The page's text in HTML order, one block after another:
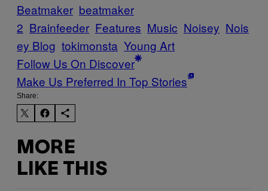
Beatmaker beatmaker
2 Brainfeeder Features Music Noisey Nois
ey Blog tokimonsta Young Art
Follow Us On Discover
Make Us Preferred In Top Stories
Share:
MORE
LIKE THIS